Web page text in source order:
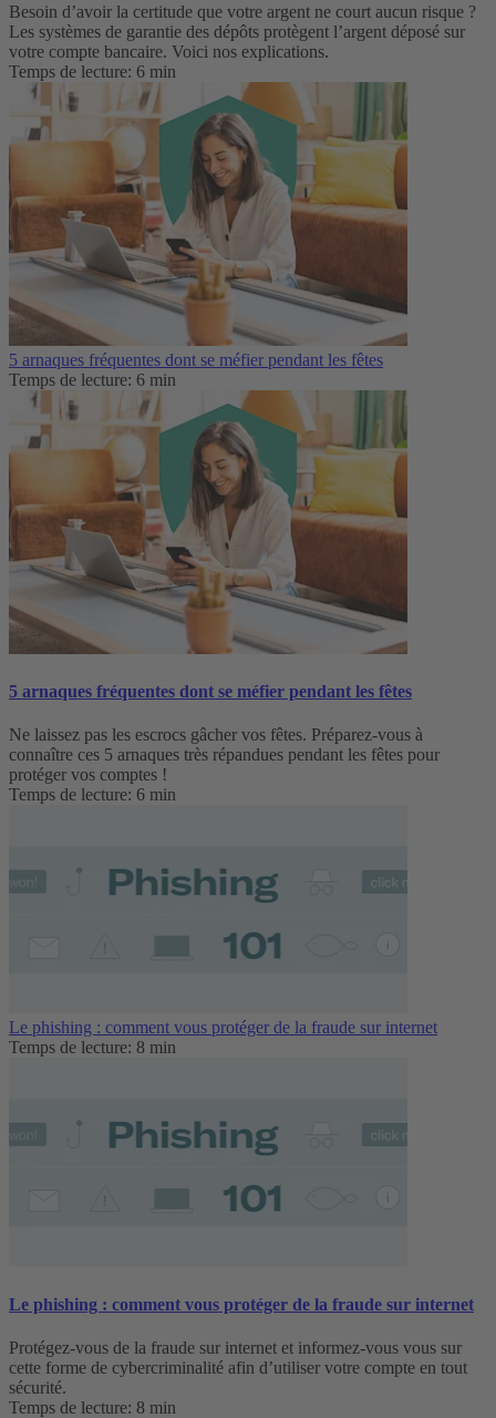
Besoin d’avoir la certitude que votre argent ne court aucun risque ?
Les systèmes de garantie des dépôts protègent l’argent déposé sur
votre compte bancaire. Voici nos explications.
Temps de lecture: 6 min
5 arnaques fréquentes dont se méfier pendant les fêtes
Temps de lecture: 6 min
5 arnaques fréquentes dont se méfier pendant les fêtes
Ne laissez pas les escrocs gâcher vos fêtes. Préparez-vous à
connaître ces 5 arnaques très répandues pendant les fêtes pour
protéger vos comptes !
Temps de lecture: 6 min
Le phishing : comment vous protéger de la fraude sur internet
Temps de lecture: 8 min
Le phishing : comment vous protéger de la fraude sur internet
Protégez-vous de la fraude sur internet et informez-vous vous sur
cette forme de cybercriminalité afin d’utiliser votre compte en tout
sécurité.
Temps de lecture: 8 min